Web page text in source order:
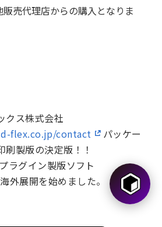
売代理店からの購入となりま
クス株式会社
flex.co.jp/contact
パッケー
製版の決定版！！
グイン製版ソフト
外展開を始めました。